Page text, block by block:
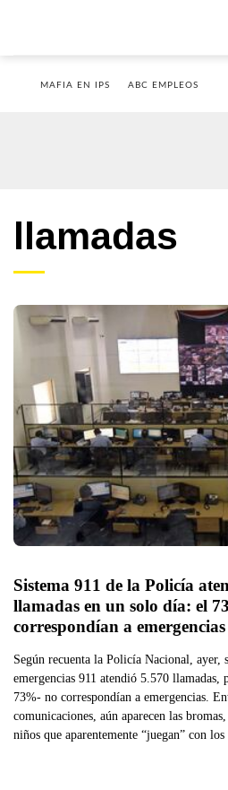
MAFIA EN IPS ABC EMPLEOS
llamadas
Sistema 911 de la Policía
llamadas en un solo día: el
Según recuenta la Policía Nacional, ayer,
emergencias 911 atendió 5.570
73%- no correspondían a emergencias.
comunicaciones, aún aparecen las
niños que aparentemente “juegan” con los